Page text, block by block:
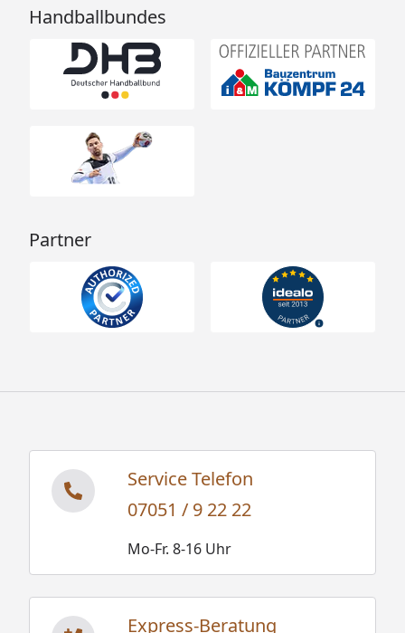
Wir bitten um Verständnis,
dass unsere Monteure bei
Fasssaunen keine Silikon-
Optionale Erweiterungen (siehe Reiter "Zubehör"):
Thermo- und Hygrometer, Sanduhren,
Schöpfkellen, Aufgusskübel
Dachschindeln
Tipp: Unter folgendem
finden Sie unseren
Zubehör Sie optional wählen können, um ein
Montageanleitung
Karibu Fasssauna Spitzberger 3,6 kW
Montageanleitung
Handballbundes
Partner
Service Telefon
07051 / 9 22 22
Mo-Fr. 8-16 Uhr
Express-Beratung